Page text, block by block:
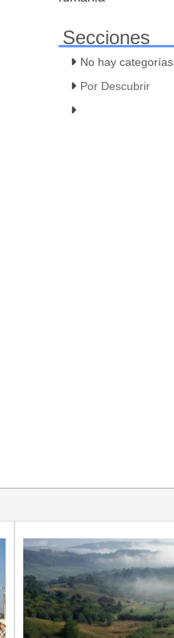
Secciones
No hay categorías
Por Descubrir